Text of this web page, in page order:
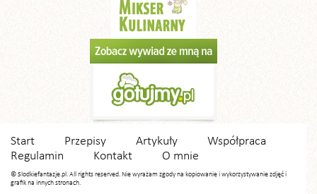
Start Przepisy Artykuły
Współpraca
Regulamin
Kontakt O mnie
© Slodkiefantazje.pl. All rights reserved. Nie wyrażam zgody na kopiowanie i wykorzystywanie zdjęć i
grafik na innych stronach.